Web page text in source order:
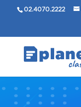
02.4070.2222